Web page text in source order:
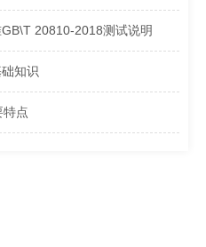
20810-2018测试说明
知识
特点